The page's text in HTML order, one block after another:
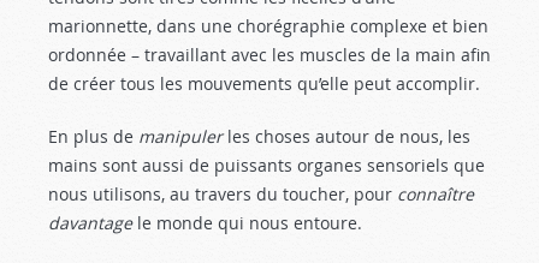
marionnette, dans une chorégraphie complexe et bien
ordonnée – travaillant avec les muscles de la main afin
de créer tous les mouvements qu’elle peut accomplir.
En plus de manipulerles choses autour de nous, les
mains sont aussi de puissants organes sensoriels que
nous utilisons, au travers du toucher, pour connaître
davantagele monde qui nous entoure.